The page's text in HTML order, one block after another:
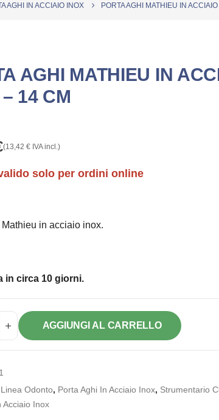
AGHI IN ACCIAIO INOX PORTA AGHI MATHIEU IN
AGHI MATHIEU IN
14 CM
(13,42 €IVA incl.)
solo per ordini online
Mathieu in acciaio inox.
in circa 10 giorni.
AGGIUNGI AL CARRELLO
Linea Odonto, Porta Aghi In Acciaio Inox, Strumentario
Acciaio Inox